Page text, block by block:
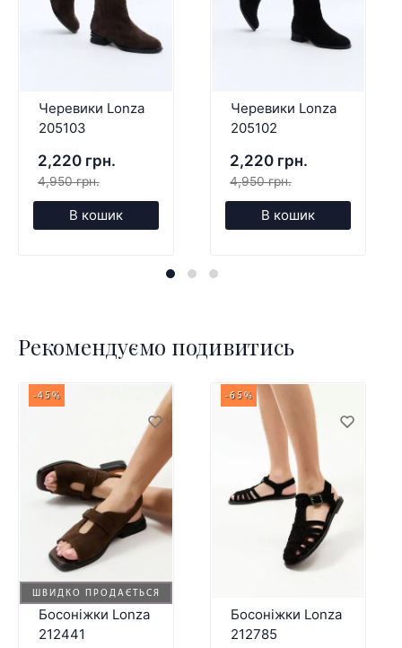
Черевики Lonza
205103
2,220 грн.
4,950 грн.
В кошик
Черевики Lonza
205102
2,220 грн.
4,950 грн.
В кошик
Рекомендуємо подивитись
ШВИДКО ПРОДАЄТЬСЯ
-45%
Босоніжки Lonza
212441
-65%
Босоніжки Lonza
212785